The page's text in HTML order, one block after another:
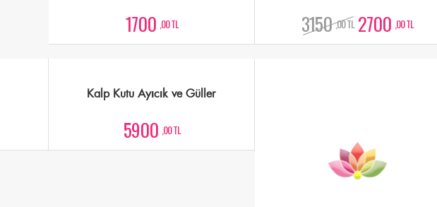
1700 ,00 TL 3150 ,00 TL 2700 ,00 TL
Kalp Kutu Ayıcık ve Güller
5900 ,00 TL